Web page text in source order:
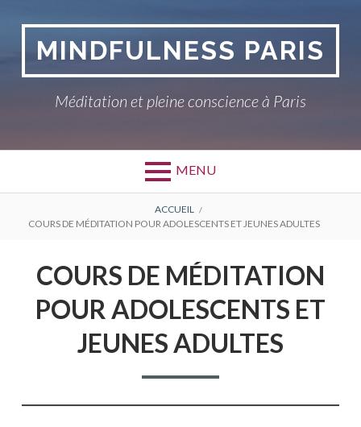
contenuMINDFULNESS PARIS
Méditation et pleine conscience à Paris
MENU
FIL
ACCUEIL
COURS DE MÉDITATION POUR ADOLESCENTS ET JEUNES ADULTES
COURS DE MÉDITATION
POUR ADOLESCENTS ET
JEUNES ADULTES